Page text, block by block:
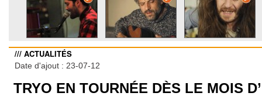
/// ACTUALITÉS
Date d'ajout : 23-07-12
TRYO EN TOURNÉE DÈS LE MOIS